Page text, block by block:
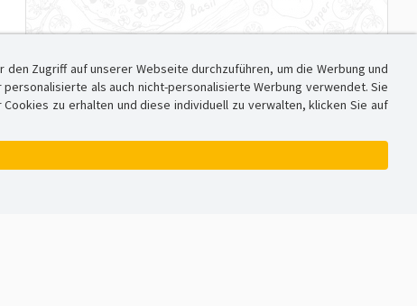
Zugriff auf unserer Webseite durchzuführen, um die Werbung und
als auch nicht-personalisierte Werbung verwendet. Sie
zu erhalten und diese individuell zu verwalten, klicken Sie auf